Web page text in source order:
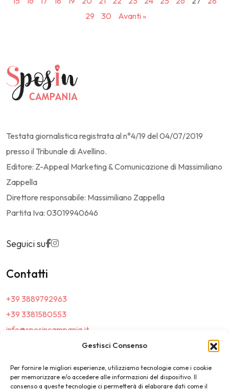
Gestisci Consenso
Per fornire le migliori esperienze, utilizziamo tecnologie come i cookie
per memorizzare e/o accedere alle informazioni del dispositivo. Il
consenso a queste tecnologie ci permetterà di elaborare dati come il
29
30 Avanti »
Testata giornalistica registrata al n°4/19 del 04/07/2019
presso il Tribunale di Avellino.
Editore: Z-Appeal Marketing & Comunicazione di Massimiliano
Zappella
Direttore responsabile: Massimiliano Zappella
Partita Iva: 03019940646
Seguici su
Contatti
+39 3889792963
+39 3381580553
info@sposincampania.it
sposincampania@pec.it
Link